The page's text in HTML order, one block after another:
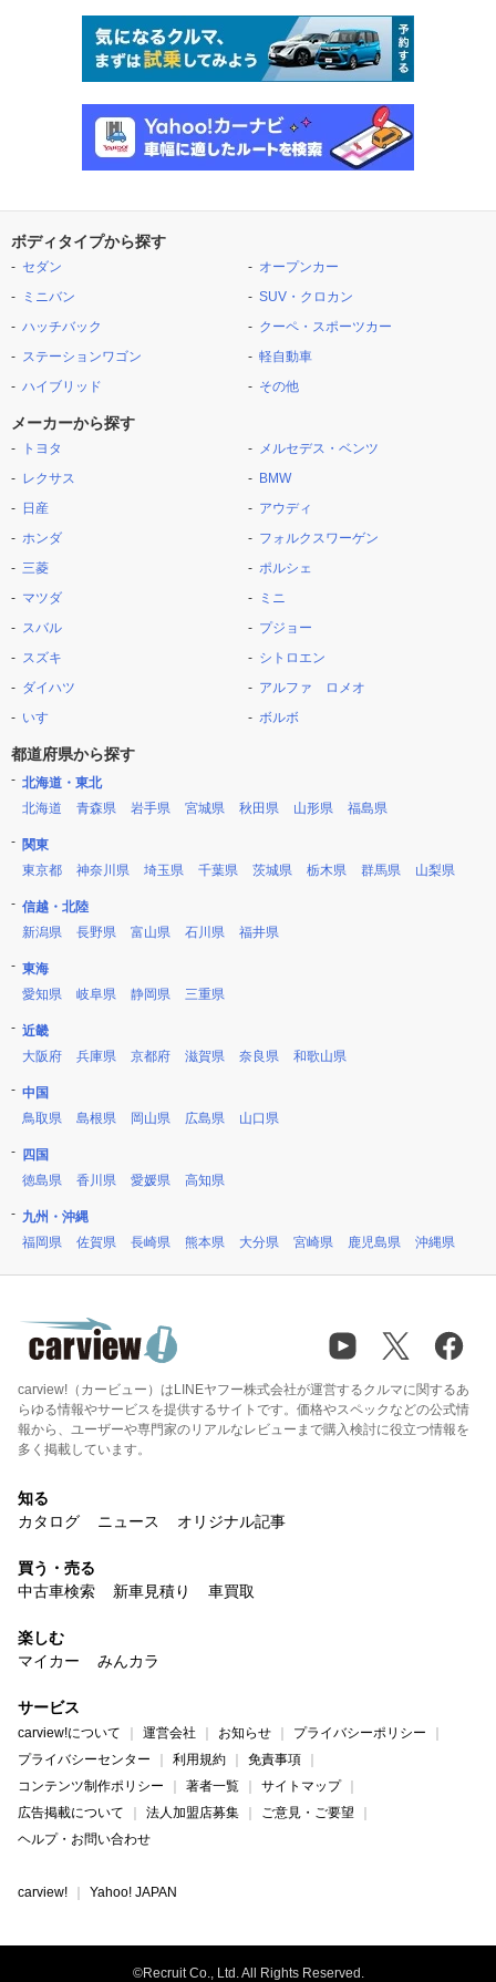
ボディタイプから探す
セダン
ミニバン
ハッチバック
ステーションワゴン
ハイブリッド
オープンカー
SUV・クロカン
クーペ・スポーツカー
軽自動車
その他
メーカーから探す
トヨタ
レクサス
日産
ホンダ
三菱
マツダ
スバル
スズキ
ダイハツ
いすゞ
メルセデス・ベンツ
BMW
アウディ
フォルクスワーゲン
ポルシェ
ミニ
プジョー
シトロエン
アルファ ロメオ
ボルボ
都道府県から探す
北海道・東北
北海道
青森県 岩手県 宮城県 秋田県 山形県 福島県
関東
東京都
神奈川県 埼玉県 千葉県 茨城県 栃木県 群馬県 山梨県
信越・北陸
新潟県
長野県 富山県 石川県 福井県
東海
愛知県
岐阜県 静岡県 三重県
近畿
大阪府
兵庫県 京都府 滋賀県 奈良県 和歌山県
中国
鳥取県
島根県 岡山県 広島県 山口県
四国
徳島県
香川県 愛媛県 高知県
九州・沖縄
福岡県
佐賀県 長崎県 熊本県 大分県 宮崎県 鹿児島県 沖縄県
carview!（カービュー）はLINEヤフー株式会社が運営するクルマに関するあ
らゆる情報やサービスを提供するサイトです。価格やスペックなどの公式情
報から、ユーザーや専門家のリアルなレビューまで購入検討に役立つ情報を
多く掲載しています。
知る
カタログ
ニュース オリジナル記事
買う・売る
中古車検索
新車見積り 車買取
楽しむ
マイカー
みんカラ
サービス
carview!について 運営会社 お知らせ
プライバシーポリシー
プライバシーセンター
利用規約
免責事項
コンテンツ制作ポリシー
著者一覧
サイトマップ
広告掲載について
法人加盟店募集
ご意見・ご要望
ヘルプ・お問い合わせ
carview! Yahoo! JAPAN
©Recruit Co., Ltd. All Rights Reserved.